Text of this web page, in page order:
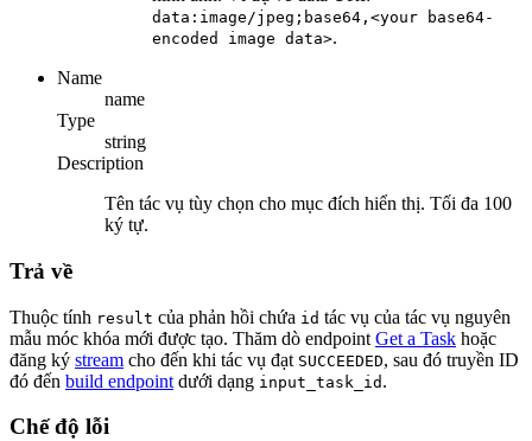
data:image/jpeg;base64,<your base64-
encoded image data>.
Name
name
Type
string
Description
Tên tác vụ tùy chọn cho mục đích hiển thị. Tối đa 100
ký tự.
Trả về
Thuộc tính result của phản hồi chứa id tác vụ của tác vụ nguyên
mẫu móc khóa mới được tạo. Thăm dò endpoint Get a Task hoặc
đăng ký stream cho đến khi tác vụ đạt SUCCEEDED, sau đó truyền ID
đó đến build endpoint dưới dạng input_task_id .
Chế độ lỗi